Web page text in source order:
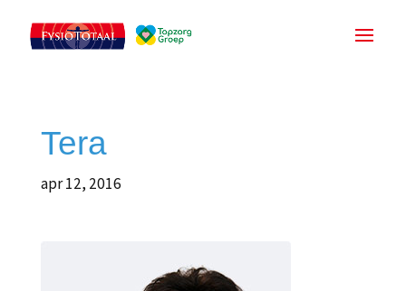
Tera
apr 12, 2016